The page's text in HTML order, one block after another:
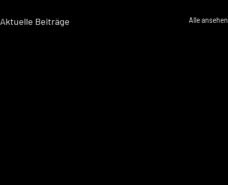
Aktuelle Beiträge Alle ansehen